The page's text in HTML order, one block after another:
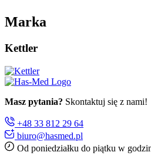
Marka
Kettler
Masz pytania? Skontaktuj się z nami!
+48 33 812 29 64
biuro@hasmed.pl
Od poniedziałku do piątku w